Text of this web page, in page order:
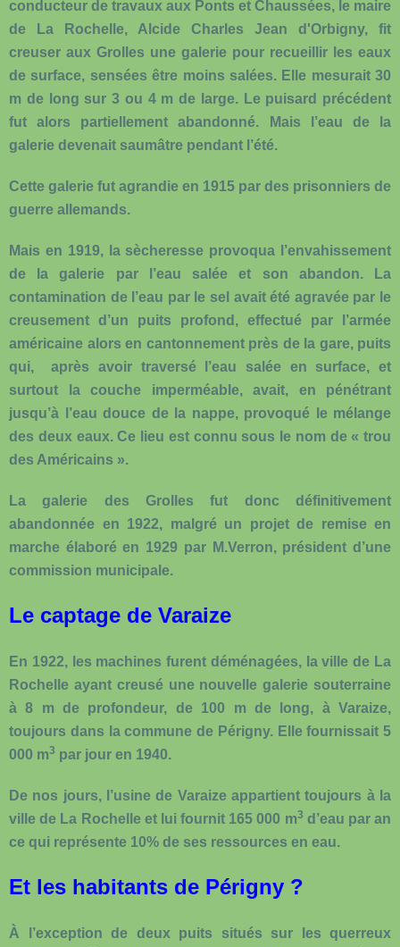
conducteur de travaux aux Ponts et Chaussées, le maire
de La Rochelle, Alcide Charles Jean d'Orbigny, fit
creuser aux Grolles une galerie pour recueillir les eaux
de surface, sensées être moins salées. Elle mesurait 30
m de long sur 3 ou 4 m de large. Le puisard précédent
fut alors partiellement abandonné. Mais l’eau de la
galerie devenait saumâtre pendant l’été.
Cette galerie fut agrandie en 1915 par des prisonniers de
guerre allemands.
Mais en 1919, la sècheresse provoqua l’envahissement
de la galerie par l’eau salée et son abandon. La
contamination de l’eau par le sel avait été agravée par le
creusement d’un puits profond, effectué par l’armée
américaine alors en cantonnement près de la gare, puits
qui, après avoir traversé l’eau salée en surface, et
surtout la couche imperméable, avait, en pénétrant
jusqu’à l’eau douce de la nappe, provoqué le mélange
des deux eaux. Ce lieu est connu sous le nom de « trou
des Américains ».
La galerie des Grolles fut donc définitivement
abandonnée en 1922, malgré un projet de remise en
marche élaboré en 1929 par M.Verron, président d’une
commission municipale.
Le captage de Varaize
En 1922, les machines furent déménagées, la ville de La
Rochelle ayant creusé une nouvelle galerie souterraine
à 8 m de profondeur, de 100 m de long, à Varaize,
toujours dans la commune de Périgny. Elle fournissait 5
000 m3 par jour en 1940.
De nos jours, l’usine de Varaize appartient toujours à la
ville de La Rochelle et lui fournit 165 000 m3 d’eau par an
ce qui représente 10% de ses ressources en eau.
Et les habitants de Périgny ?
À l’exception de deux puits situés sur les querreux